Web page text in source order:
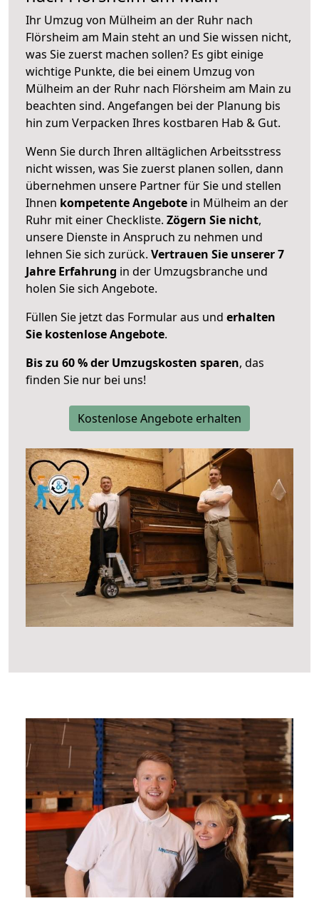
Ihr Umzug von Mülheim an der Ruhr nach
Flörsheim am Main steht an und Sie wissen nicht,
was Sie zuerst machen sollen? Es gibt einige
wichtige Punkte, die bei einem Umzug von
Mülheim an der Ruhr nach Flörsheim am Main zu
beachten sind. Angefangen bei der Planung bis
hin zum Verpacken Ihres kostbaren Hab & Gut.
Wenn Sie durch Ihren alltäglichen Arbeitsstress
nicht wissen, was Sie zuerst planen sollen, dann
übernehmen unsere Partner für Sie und stellen
Ihnen kompetente Angebote in Mülheim an der
Ruhr mit einer Checkliste. Zögern Sie nicht,
unsere Dienste in Anspruch zu nehmen und
lehnen Sie sich zurück. Vertrauen Sie unserer 7
Jahre Erfahrung in der Umzugsbranche und
holen Sie sich Angebote.
Füllen Sie jetzt das Formular aus und erhalten
Sie kostenlose Angebote.
Bis zu 60 % der Umzugskosten sparen, das
finden Sie nur bei uns!
Kostenlose Angebote erhalten